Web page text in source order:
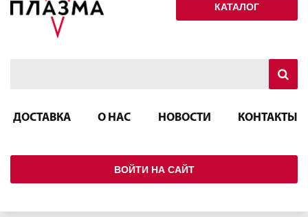
КАТАЛОГ
ДОСТАВКА О НАС НОВОСТИ КОНТАКТЫ
ВОЙТИ НА САЙТ